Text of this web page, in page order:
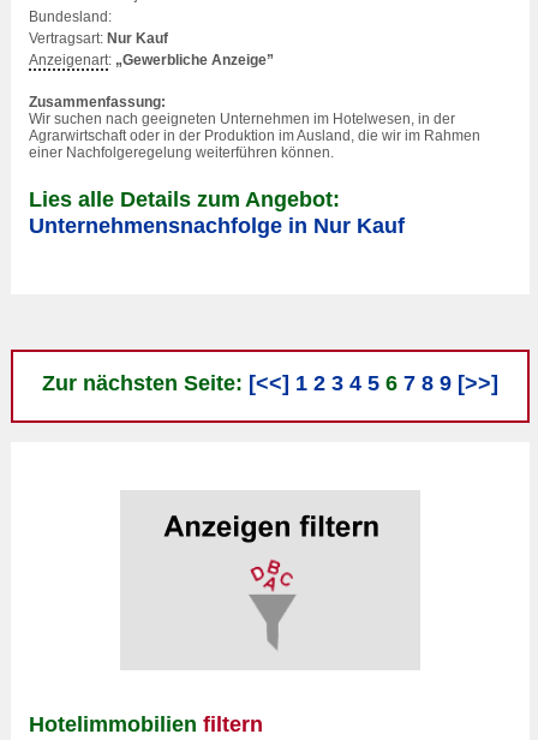
Bundesland:
Vertragsart: Nur Kauf
Anzeigenart: „Gewerbliche Anzeige”
Zusammenfassung:
Wir suchen nach geeigneten Unternehmen im Hotel wesen, in der
Agrarwirtschaft oder in der Produktion im Ausland, die wir im Rahmen
einer Nachfolgeregelung weiterführen können.
Lies alle Details zum Angebot:
Unternehmensnachfolge in Nur Kauf
Zur nächsten Seite: [<<] 1 2 3 4 5 6 7 8 9 [>>]
Hotelimmobilien filtern